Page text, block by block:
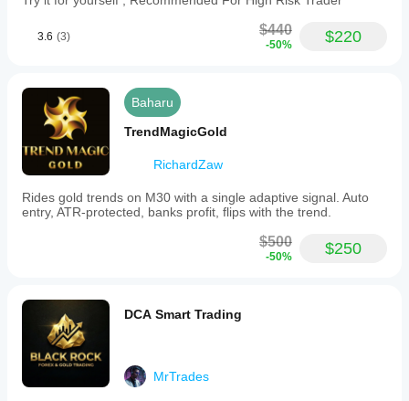
3.6 (3) $440
-50% $220
Baharu
TrendMagicGold
RichardZaw
Rides gold trends on M30 with a single adaptive signal. Auto
entry, ATR-protected, banks profit, flips with the trend.
$500
-50% $250
DCA Smart Trading
MrTrades